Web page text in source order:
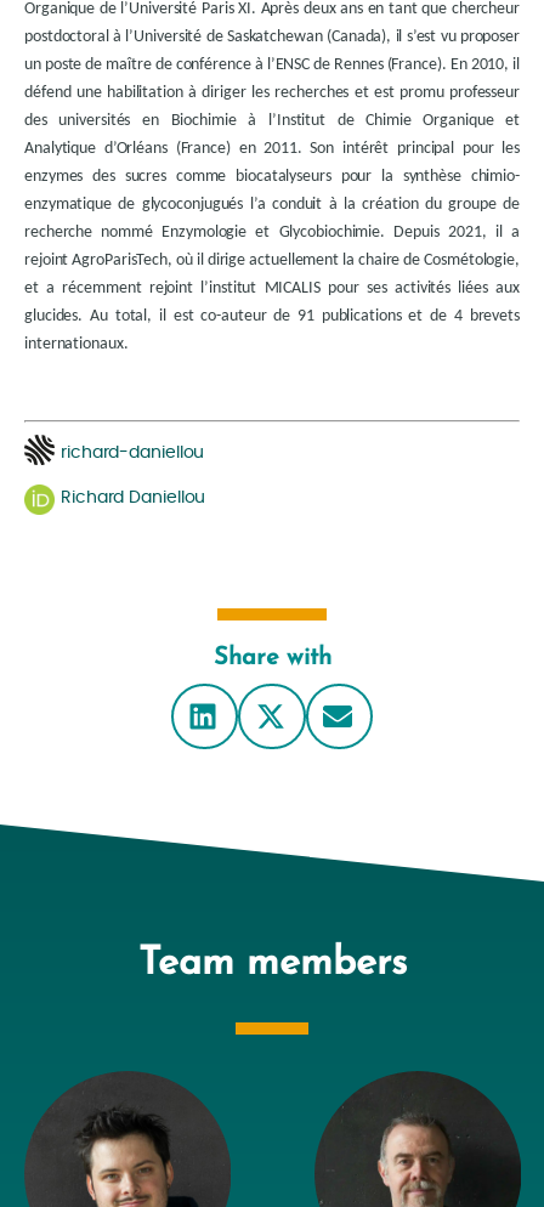
Organique de l’Université Paris XI. Après deux ans en tant que chercheur
postdoctoral à l’Université de Saskatchewan (Canada), il s’est vu proposer
un poste de maître de conférence à l’ENSC de Rennes (France). En 2010, il
défend une habilitation à diriger les recherches et est promu professeur
des universités en Biochimie à l’Institut de Chimie Organique et
Analytique d’Orléans (France) en 2011. Son intérêt principal pour les
enzymes des sucres comme biocatalyseurs pour la synthèse chimio-
enzymatique de glycoconjugués l’a conduit à la création du groupe de
recherche nommé Enzymologie et Glycobiochimie. Depuis 2021, il a
rejoint AgroParisTech, où il dirige actuellement la chaire de Cosmétologie,
et a récemment rejoint l’institut MICALIS pour ses activités liées aux
glucides. Au total, il est co-auteur de 91 publications et de 4 brevets
internationaux.
richard-daniellou
Richard Daniellou
Share with
Team members